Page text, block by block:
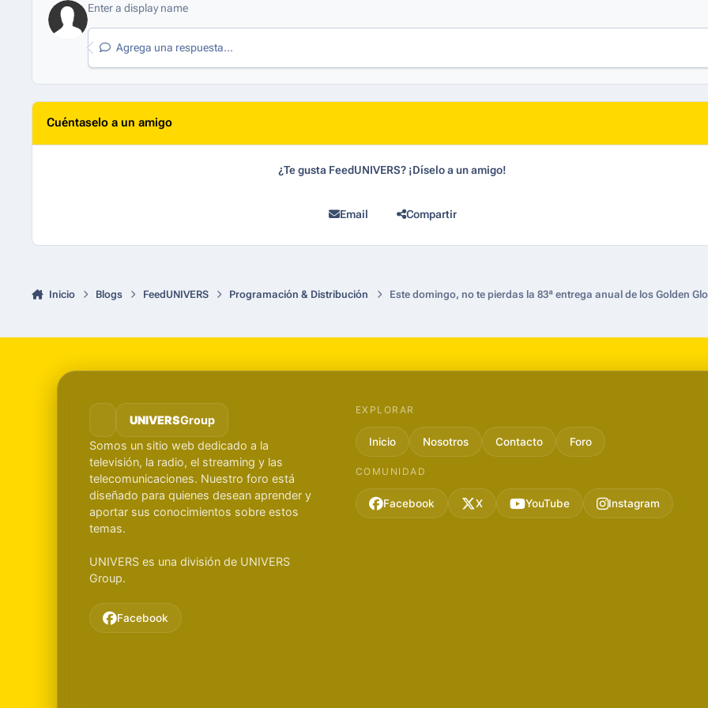
Agrega una respuesta...
Cuéntaselo a un amigo
¿Te gusta FeedUNIVERS? ¡Díselo a un amigo!
Email Compartir
Inicio Blogs FeedUNIVERS Programación & Distribución Este domingo, no te pierdas la 83ª entrega anual de los Golden
UNIVERSGroup
Somos un sitio web dedicado a la
televisión, la radio, el streaming y las
telecomunicaciones. Nuestro foro está
diseñado para quienes desean aprender y
aportar sus conocimientos sobre estos
temas.
UNIVERS es una división de UNIVERS
Group.
Facebook
EXPLORAR
Inicio Nosotros Contacto Foro
COMUNIDAD
Facebook X YouTube Instagram